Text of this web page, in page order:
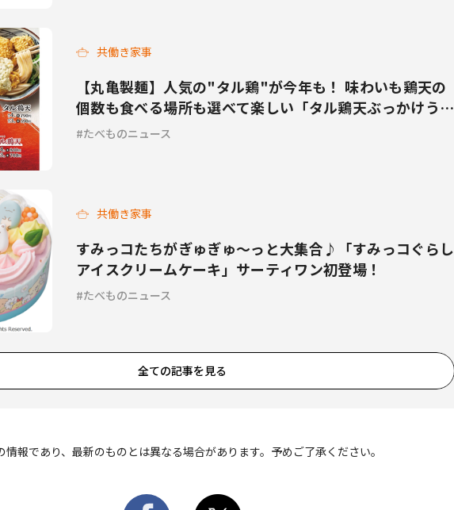
共働き家事
【丸亀製麺】人気の"タル鶏"が今年も！ 味わいも鶏天の
個数も食べる場所も選べて楽しい「タル鶏天ぶっかけうど
ん」期間限定販売
たべものニュース
共働き家事
すみっコたちがぎゅぎゅ～っと大集合♪「すみっコぐらし
アイスクリームケーキ」サーティワン初登場！
たべものニュース
全ての記事を見る
報であり、最新のものとは異なる場合があります。予めご了承ください。